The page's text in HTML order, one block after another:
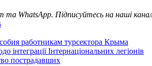
та WhatsApp. Підписуйтесь на наші
работникам турсектора Крыма
інтеграції Інтернаціональних легіонів
пострадавших